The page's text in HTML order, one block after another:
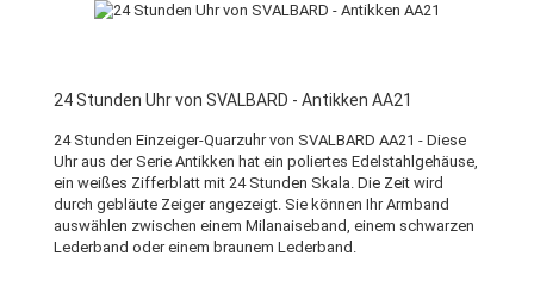
24 Stunden Uhr von SVALBARD - Antikken AA21
24 Stunden Einzeiger-Quarzuhr von SVALBARD AA21 - Diese
Uhr aus der Serie Antikken hat ein poliertes Edelstahlgehäuse,
ein weißes Zifferblatt mit 24 Stunden Skala. Die Zeit wird
durch gebläute Zeiger angezeigt. Sie können Ihr Armband
auswählen zwischen einem Milanaiseband, einem schwarzen
Lederband oder einem braunem Lederband.